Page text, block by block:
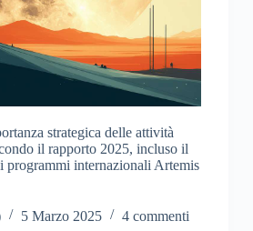
strategica delle attività
il rapporto 2025, incluso il
programmi internazionali Artemis
5 Marzo 2025 4 commenti